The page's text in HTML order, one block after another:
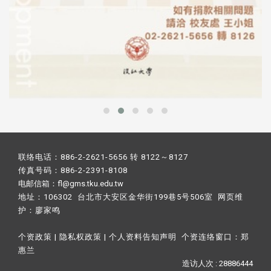
联络电话：886-2-2621-5656 转 8122～8127
传真号码：886-2-2391-8108
电邮信箱：fl@gms.tku.edu.tw
地址：106302 台北市大安区金华街199巷5号506室 网页维
护： 廖家鸣​
个资政策 | 隐私权政策 | 个人资料告知声明 个资连络窗口： 郑
惠兰
造访人次 : 28886444